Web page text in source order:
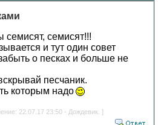
семисят, семисят!!!
и тут один совет
о песках и больше не
песчаник.
которым надо
22.07.17 23:50 - Дождевик. ]